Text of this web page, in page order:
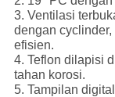
3. Ventilasi
dengan
efisien.
4. Teflon dilapisi
tahan korosi.
5. Tampilan